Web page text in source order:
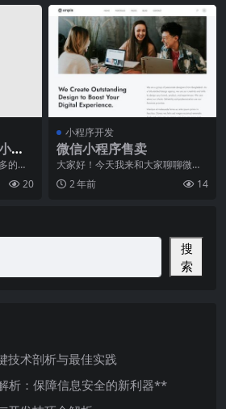
程
的企
的用
20
小程序开发
微信小程序售卖
大家好！今天我来和大家聊聊微信
小程序售卖，这是一个备受关注的
话题。随着智能手机的
2 年前 14
搜
索
技术剖析与最佳实践
析：保障信息安全的新利器**